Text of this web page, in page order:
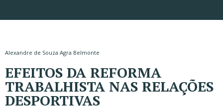
Alexandre de Souza Agra Belmonte
EFEITOS DA REFORMA
TRABALHISTA NAS RELAÇÕES
DESPORTIVAS